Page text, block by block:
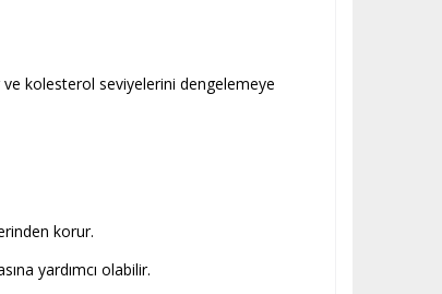
ve kolesterol seviyelerini dengelemeye
korur.
yardımcı olabilir.